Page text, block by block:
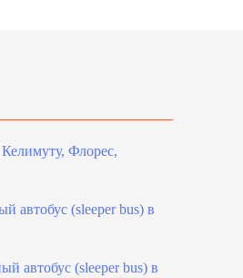
Флорес,
автобус (sleeper bus) в
автобус (sleeper bus) в